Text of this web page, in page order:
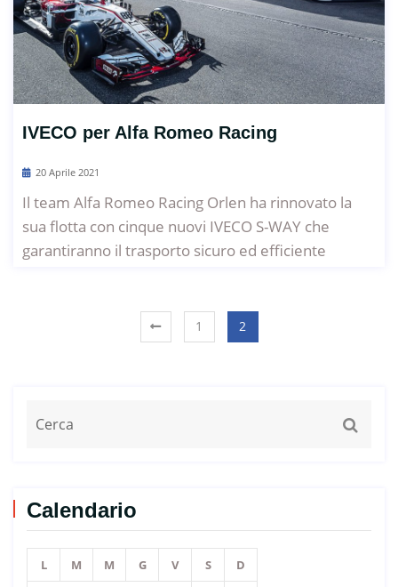
IVECO per Alfa Romeo Racing
20 Aprile 2021
Il team Alfa Romeo Racing Orlen ha rinnovato la
sua flotta con cinque nuovi IVECO S-WAY che
garantiranno il trasporto sicuro ed efficiente
1 2
Calendario
L M M G V S D